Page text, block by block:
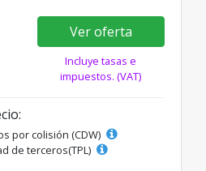
Ver oferta
Incluye tasas e
impuestos. (VAT)
por colisión (CDW)
de terceros(TPL)